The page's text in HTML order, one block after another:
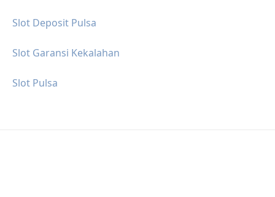
Slot Deposit Pulsa
Slot Garansi Kekalahan
Slot Pulsa